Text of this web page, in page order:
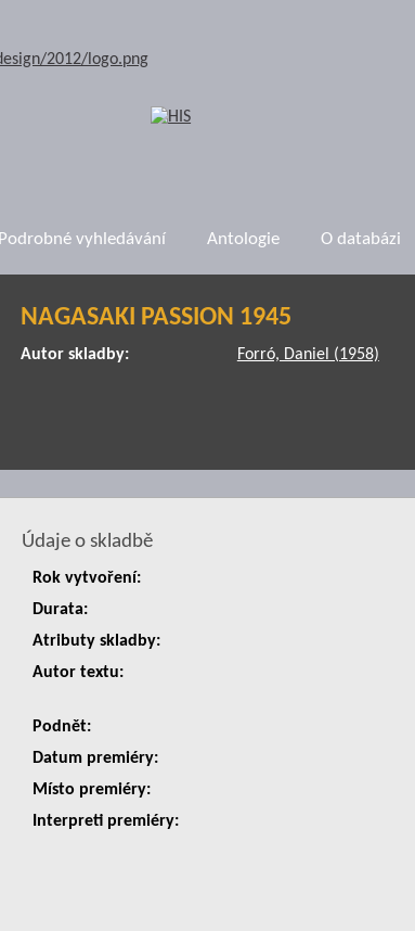
Podrobné vyhledávání Antologie O databázi
NAGASAKI PASSION 1945
Autor skladby: Forró, Daniel (1958)
Údaje o skladbě
Rok vytvoření:
Durata:
Atributy skladby:
Autor textu:
Podnět:
Datum premiéry:
Místo premiéry:
Interpreti premiéry: